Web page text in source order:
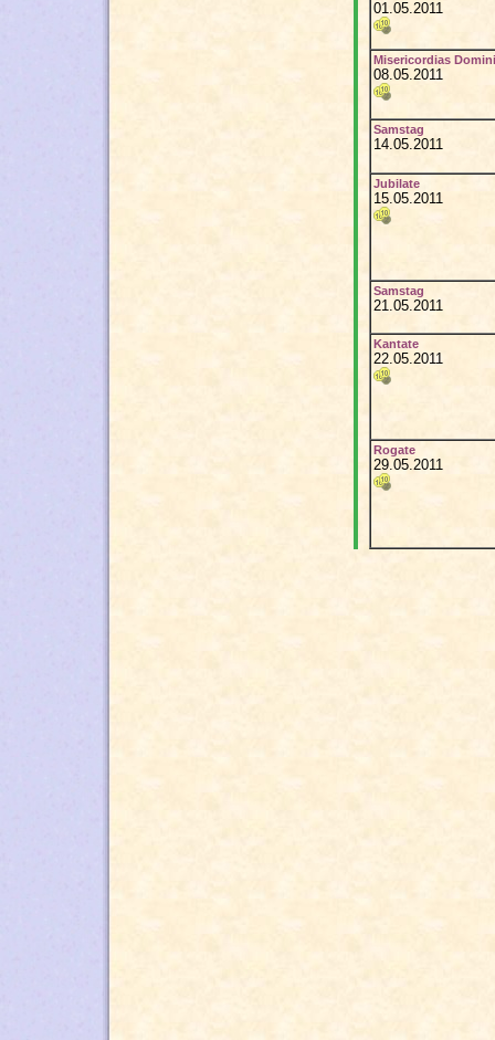
01.05.2011
Misericordias Domini
08.05.2011
Samstag
14.05.2011
Jubilate
15.05.2011
Samstag
21.05.2011
Kantate
22.05.2011
Rogate
29.05.2011